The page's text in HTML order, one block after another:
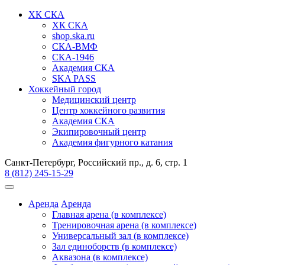
ХК СКА
ХК СКА
shop.ska.ru
СКА-ВМФ
СКА-1946
Академия СКА
SKA PASS
Хоккейный город
Медицинский центр
Центр хоккейного развития
Академия СКА
Экипировочный центр
Академия фигурного катания
Санкт-Петербург, Российский пр., д. 6, стр. 1
8 (812) 245-15-29
Аренда Аренда
Главная арена (в комплексе)
Тренировочная арена (в комплексе)
Универсальный зал (в комплексе)
Зал единоборств (в комплексе)
Аквазона (в комплексе)